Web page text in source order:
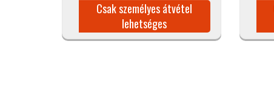
Csak személyes átvétel
lehetséges